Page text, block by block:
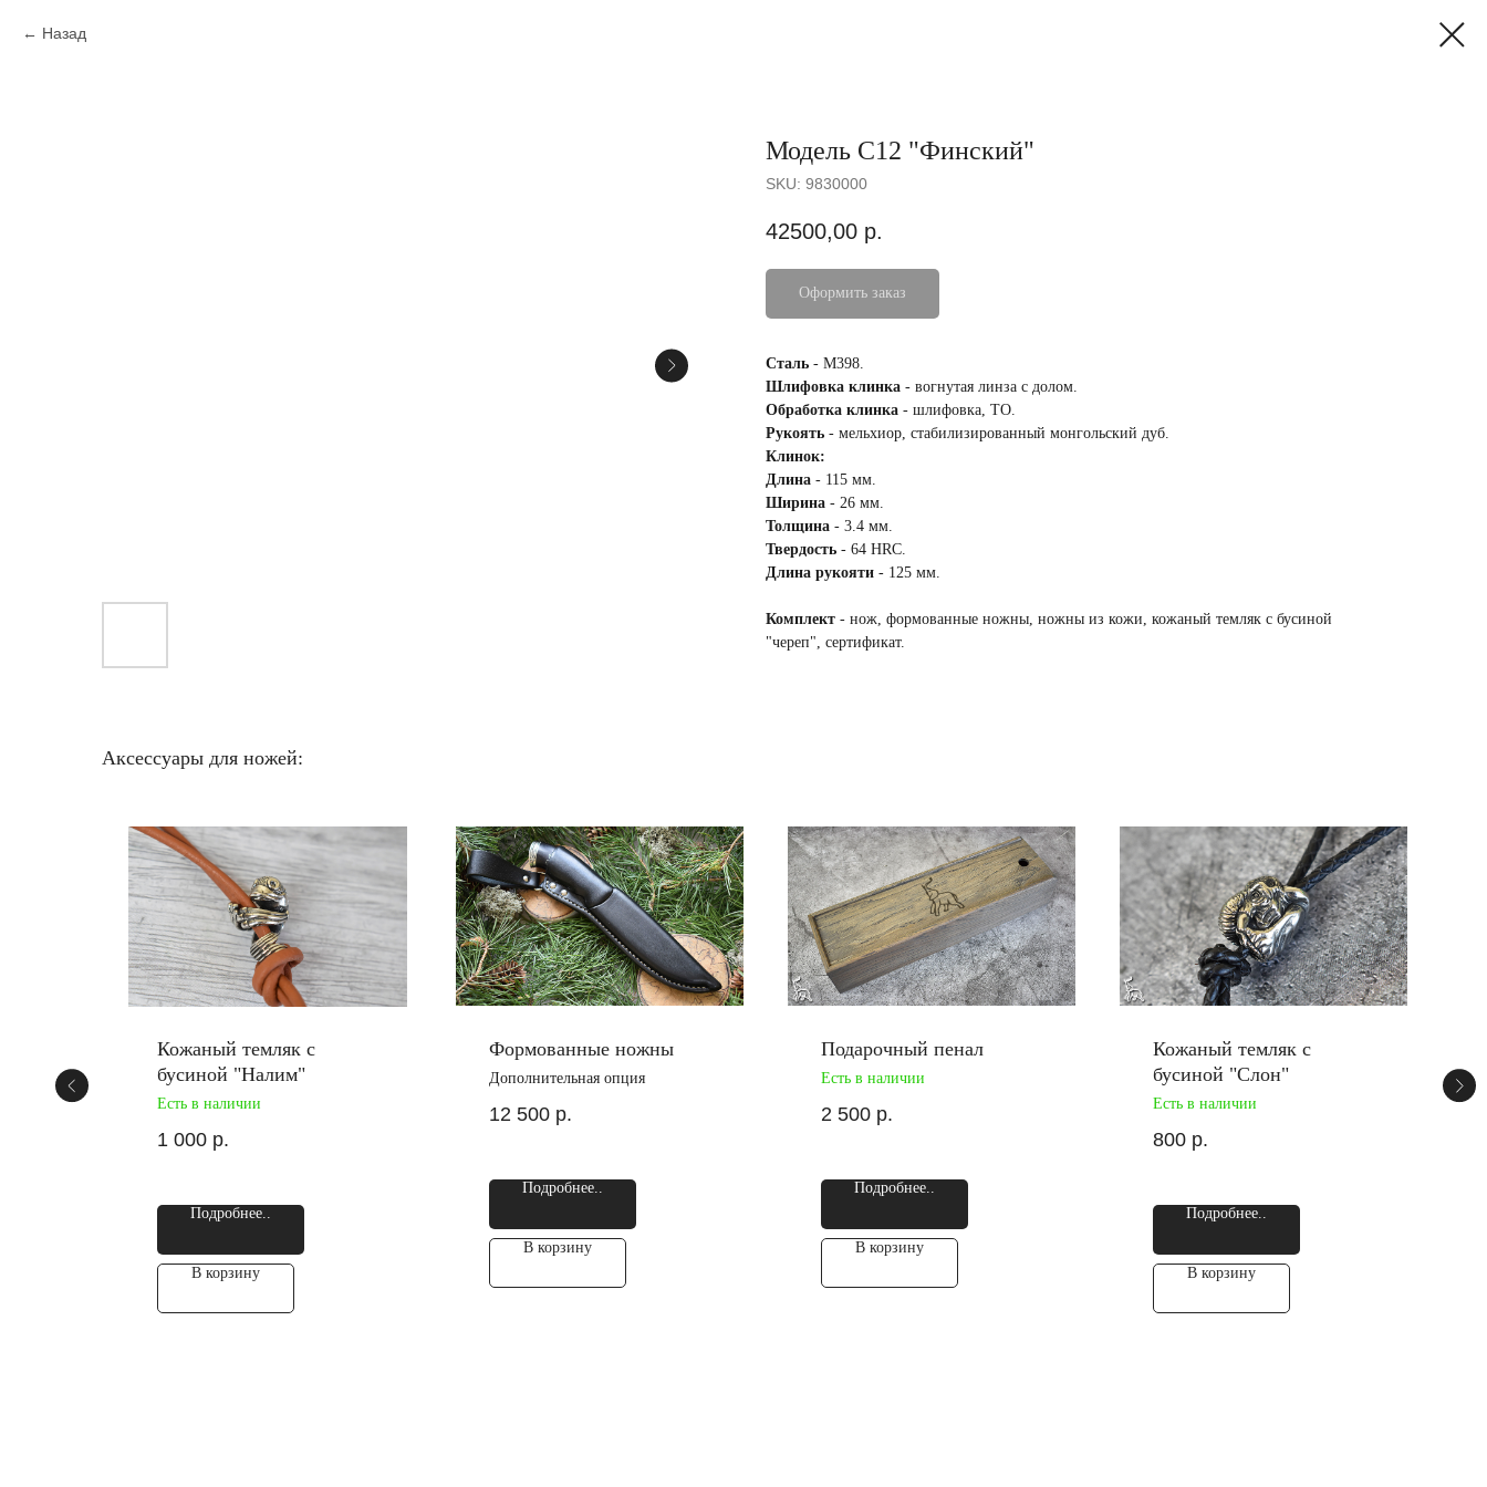
Назад
Модель С12 "Финский"
SKU: 9830000
42500,00 р.
Оформить заказ
Сталь - М398.
Шлифовка клинка - вогнутая линза с долом.
Обработка клинка - шлифовка, ТО.
Рукоять - мельхиор, стабилизированный монгольский дуб.
Клинок:
Длина - 115 мм.
Ширина - 26 мм.
Толщина - 3.4 мм.
Твердость - 64 HRC.
Длина рукояти - 125 мм.
Комплект - нож, формованные ножны, ножны из кожи, кожаный темляк с бусиной
"череп", сертификат.
Аксессуары для ножей:
Кожаный темляк с
бусиной "Налим"
Есть в наличии
1 000 р.
Подробнее..
В корзину
Формованные ножны
Дополнительная опция
12 500 р.
Подробнее..
В корзину
Подарочный пенал
Есть в наличии
2 500 р.
Подробнее..
В корзину
Кожаный темляк с
бусиной "Слон"
Есть в наличии
800 р.
Подробнее..
В корзину